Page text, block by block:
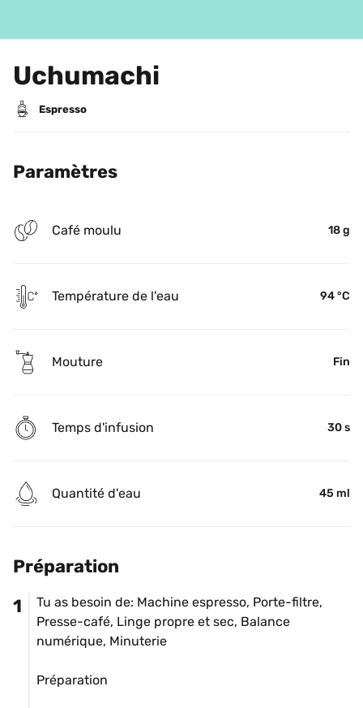
Uchumachi
Espresso
Paramètres
Café moulu 18 g
Température de l'eau 94 °C
Mouture Fin
Temps d'infusion 30 s
Quantité d'eau 45 ml
Préparation
1
Tu as besoin de: Machine espresso, Porte-filtre,
Presse-café, Linge propre et sec, Balance
numérique, Minuterie
Préparation